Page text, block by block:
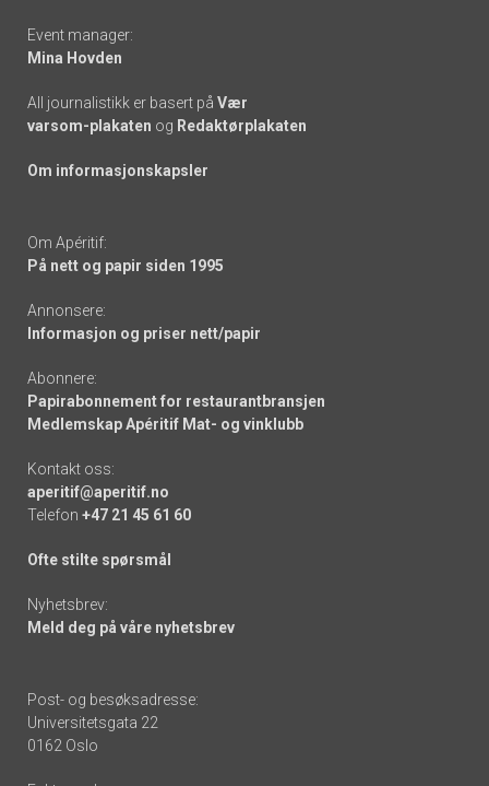
Event manager:
Mina Hovden
All journalistikk er basert på Vær
varsom-plakaten og Redaktørplakaten
Om informasjonskapsler
Om Apéritif:
På nett og papir siden 1995
Annonsere:
Informasjon og priser nett/papir
Abonnere:
Papirabonnement for restaurantbransjen
Medlemskap Apéritif Mat- og vinklubb
Kontakt oss:
aperitif@aperitif.no
Telefon +47 21 45 61 60
Ofte stilte spørsmål
Nyhetsbrev:
Meld deg på våre nyhetsbrev
Post- og besøksadresse:
Universitetsgata 22
0162 Oslo